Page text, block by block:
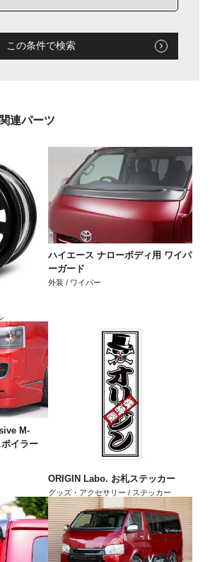
この条件で検索
連パーツ
ハイエース ナローボディ用 ワイパ
ーガード
外装 / ワイパー
M-
イラー
ORIGIN Labo. お札ステッカー
グッズ・アクセサリー / ステッカー